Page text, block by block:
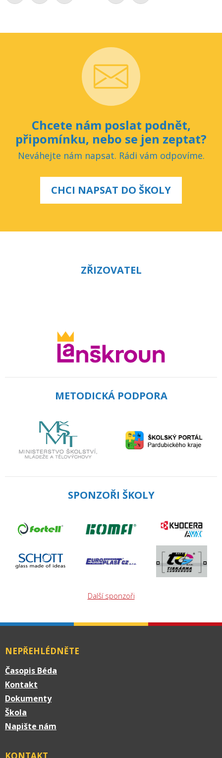
Chcete nám poslat podnět,
připomínku, nebo se jen zeptat?
Neváhejte nám napsat. Rádi vám odpovíme.
CHCI NAPSAT DO ŠKOLY
ZŘIZOVATEL
METODICKÁ PODPORA
SPONZOŘI ŠKOLY
Další sponzoři
NEPŘEHLÉDNĚTE
Časopis Béda
Kontakt
Dokumenty
Škola
Napište nám